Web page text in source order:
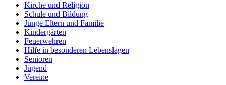
Kirche und Religion
Schule und Bildung
Junge Eltern und Familie
Kindergärten
Feuerwehren
Hilfe in besonderen Lebenslagen
Senioren
Jugend
Vereine